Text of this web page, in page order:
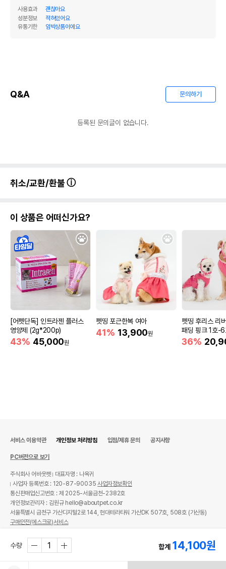
사용효과
괜찮아요
성분정보
적혀있어요
유통기한
임박상품이에요
Q&A 문의하기
등록된 문의글이 없습니다.
취소/교환/환불
이 상품은 어떠신가요?
[어펫단독] 인트라젠 플러스
영양제 (2g*200p)
43% 45,000원
펫띵 포근한복 여아
41% 13,900원
펫띵 후리스 리
패딩 핑크 1호-6
36%
수량 합계 14,100원
서비스 이용약관 개인정보 처리방침 입점/제휴 문의 공지사항
PC버전으로 보기
주식회사 어바웃펫
대표자명 : 나옥귀
사업자 등록번호 : 120-87-90035사업자정보확인
통신판매업신고번호 : 제 2025-서울금천-2382호
개인정보관리자 : 김원규 hello@aboutpet.co.kr
서울특별시 금천구 가산디지털2로 144, 현대테라타워 가산DK 507호, 508호 (가산동)
구매안전(에스크로)서비스